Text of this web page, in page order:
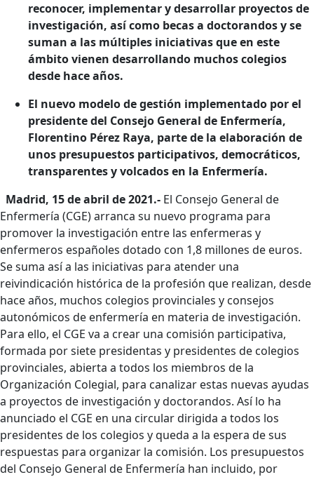
reconocer, implementar y desarrollar proyectos de
investigación, así como becas a doctorandos y se
suman a las múltiples iniciativas que en este
ámbito vienen desarrollando muchos colegios
desde hace años.
El nuevo modelo de gestión implementado por el
presidente del Consejo General de Enfermería,
Florentino Pérez Raya, parte de la elaboración de
unos presupuestos participativos, democráticos,
transparentes y volcados en la Enfermería.
Madrid, 15 de abril de 2021.- El Consejo General de
Enfermería (CGE) arranca su nuevo programa para
promover la investigación entre las enfermeras y
enfermeros españoles dotado con 1,8 millones de euros.
Se suma así a las iniciativas para atender una
reivindicación histórica de la profesión que realizan, desde
hace años, muchos colegios provinciales y consejos
autonómicos de enfermería en materia de investigación.
Para ello, el CGE va a crear una comisión participativa,
formada por siete presidentas y presidentes de colegios
provinciales, abierta a todos los miembros de la
Organización Colegial, para canalizar estas nuevas ayudas
a proyectos de investigación y doctorandos. Así lo ha
anunciado el CGE en una circular dirigida a todos los
presidentes de los colegios y queda a la espera de sus
respuestas para organizar la comisión. Los presupuestos
del Consejo General de Enfermería han incluido, por